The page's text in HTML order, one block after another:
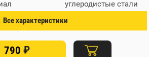
углеродистые стали
рутиловое
коричневый
Все характеристики
790 ₽